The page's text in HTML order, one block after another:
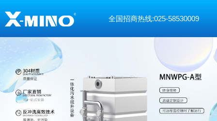
全国招商热线:025-58530009